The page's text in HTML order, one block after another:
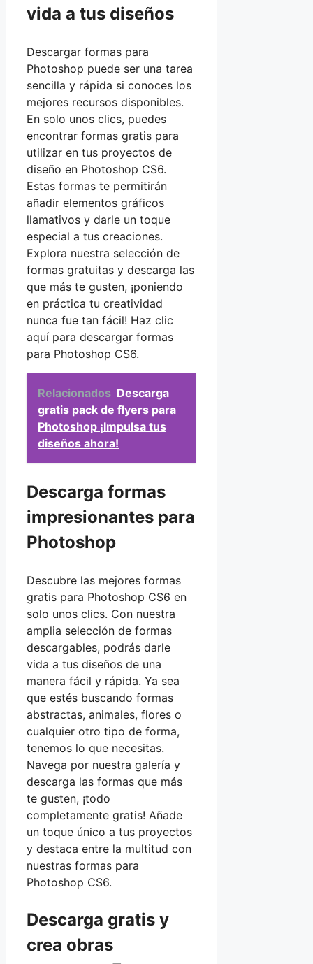
vida a tus diseños
Descargar formas para
Photoshop puede ser una tarea
sencilla y rápida si conoces los
mejores recursos disponibles.
En solo unos clics, puedes
encontrar formas gratis para
utilizar en tus proyectos de
diseño en Photoshop CS6.
Estas formas te permitirán
añadir elementos gráficos
llamativos y darle un toque
especial a tus creaciones.
Explora nuestra selección de
formas gratuitas y descarga las
que más te gusten, ¡poniendo
en práctica tu creatividad
nunca fue tan fácil! Haz clic
aquí para descargar formas
para Photoshop CS6.
Relacionados Descarga
gratis pack de flyers para
Photoshop ¡Impulsa tus
diseños ahora!
Descarga formas
impresionantes para
Photoshop
Descubre las mejores formas
gratis para Photoshop CS6 en
solo unos clics. Con nuestra
amplia selección de formas
descargables, podrás darle
vida a tus diseños de una
manera fácil y rápida. Ya sea
que estés buscando formas
abstractas, animales, flores o
cualquier otro tipo de forma,
tenemos lo que necesitas.
Navega por nuestra galería y
descarga las formas que más
te gusten, ¡todo
completamente gratis! Añade
un toque único a tus proyectos
y destaca entre la multitud con
nuestras formas para
Photoshop CS6.
Descarga gratis y
crea obras